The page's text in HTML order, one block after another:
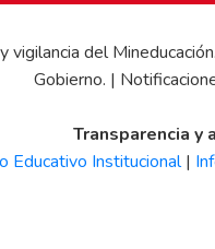
vigilancia del
Gobierno. |
Transparencia y
Educativo Institucional|